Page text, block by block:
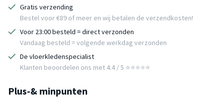
Gratis verzending
Bestel voor €89 of meer en wij betalen de verzendkosten!
Voor 23:00 besteld = direct verzonden
Vandaag besteld = volgende werkdag verzonden
De vloerkledenspecialist
Klanten beoordelen ons met 4.4 / 5 ⭐⭐⭐⭐⭐
Plus-& minpunten